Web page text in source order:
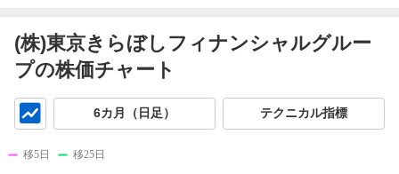
(株)東京きらぼしフィナンシャルグルー
プの株価チャート
6カ月（日足） テクニカル指標
移5日 移25日